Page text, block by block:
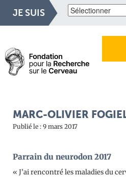
JE SUIS
MARC-OLIVIER
Publié le : 9 mars 2017
Parrain du neurodon 2017
« J’ai rencontré les maladies du